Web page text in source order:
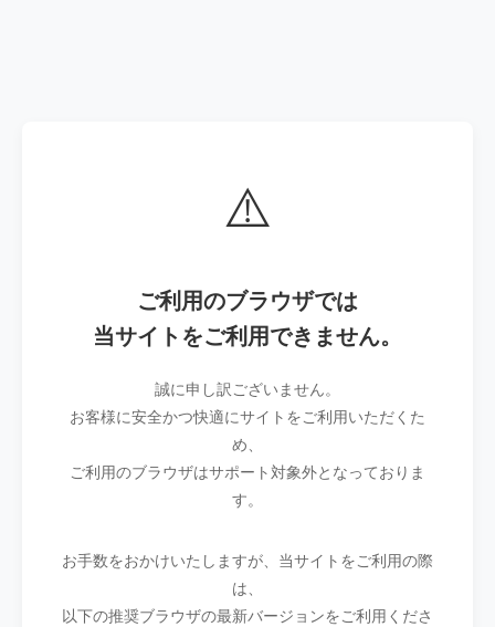
⚠️
ご利用のブラウザでは
当サイトをご利用できません。
誠に申し訳ございません。
お客様に安全かつ快適にサイトをご利用いただくた
め、
ご利用のブラウザはサポート対象外となっておりま
す。
お手数をおかけいたしますが、当サイトをご利用の際
は、
以下の推奨ブラウザの最新バージョンをご利用くださ